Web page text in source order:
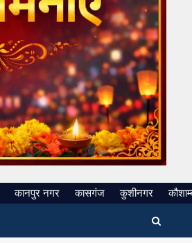
कानपुर नगर कासगंज कुशीनगर